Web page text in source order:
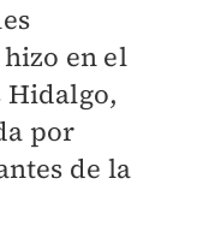
en el
por
de la